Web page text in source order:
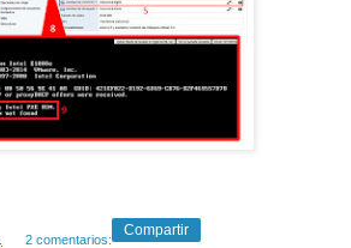
2 comentarios:
Compartir